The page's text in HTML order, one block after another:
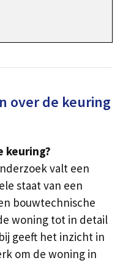
over de keuring
keuring?
valt een
staat van een
bouwtechnische
woning tot in detail
geeft het inzicht in
om de woning in